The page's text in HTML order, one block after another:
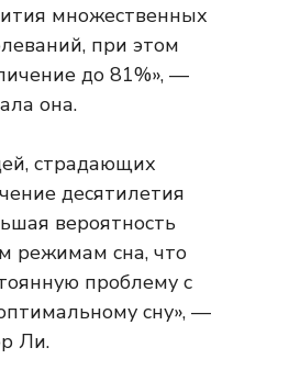
множественных
при этом
до 81%», —
она.
страдающих
десятилетия
вероятность
режимам сна, что
проблему с
сну», —
Ли.